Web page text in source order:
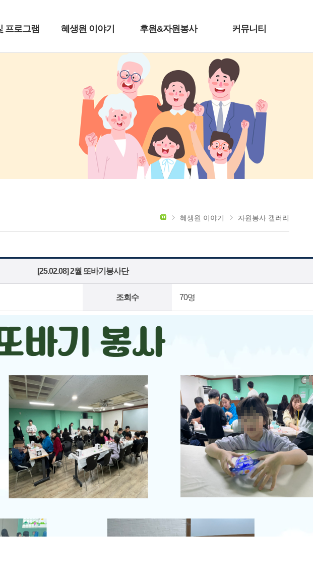
프로그램 혜생원 이야기 후원&자원봉사 커뮤니티
혜생원 이야기 자원봉사 갤러리
[25.02.08] 2월 또바기봉사단
조회수 70명